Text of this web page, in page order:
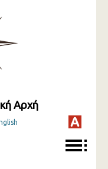
Αρχή